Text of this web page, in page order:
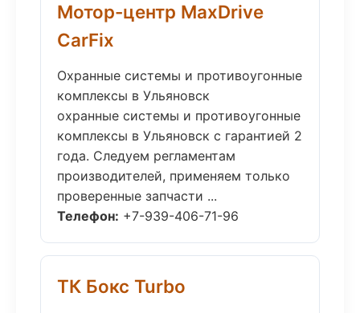
Мотор-центр MaxDrive
CarFix
Охранные системы и противоугонные
комплексы в Ульяновск
охранные системы и противоугонные
комплексы в Ульяновск с гарантией 2
года. Следуем регламентам
производителей, применяем только
проверенные запчасти ...
Телефон: +7-939-406-71-96
ТК Бокс Turbo